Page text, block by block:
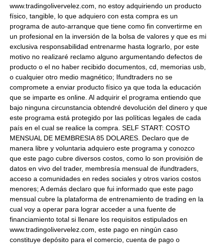
www.tradingolivervelez.com, no estoy adquiriendo un producto
físico, tangible, lo que adquiero con esta compra es un
programa de auto-arranque que tiene como fin convertirme en
un profesional en la inversión de la bolsa de valores y que es mi
exclusiva responsabilidad entrenarme hasta lograrlo, por este
motivo no realizaré reclamo alguno argumentando defectos de
producto o el no haber recibido documentos, cd, memorias usb,
o cualquier otro medio magnético; Ifundtraders no se
compromete a enviar producto físico ya que toda la educación
que se imparte es online. Al adquirir el programa entiendo que
bajo ninguna circunstancia obtendré devolución del dinero y que
este programa está protegido por las políticas legales de cada
país en el cual se realice la compra. SELF START: COSTO
MENSUAL DE MEMBRESIA 85 DOLARES. Declaro que de
manera libre y voluntaria adquiero este programa y conozco
que este pago cubre diversos costos, como lo son provisión de
datos en vivo del trader, membresía mensual de ifundtraders,
acceso a comunidades en redes sociales y otros varios costos
menores; A demás declaro que fui informado que este pago
mensual cubre la plataforma de entrenamiento de trading en la
cual voy a operar para lograr acceder a una fuente de
financiamiento total si llenare los requisitos estipulados en
www.tradingolivervelez.com, este pago en ningún caso
constituye depósito para el comercio, cuenta de pago o